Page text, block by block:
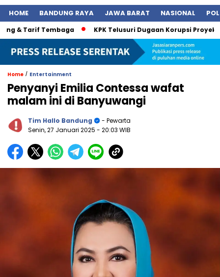
HOME BANDUNG RAYA JAWA BARAT NASIONAL
& Tarif Tembaga KPK Telusuri Dugaan Korupsi Proyek
Home / Entertainment
Penyanyi Emilia Contessa wafat
malam ini di Banyuwangi
Tim Hallo Bandung
- Pewarta
Senin, 27 Januari 2025 - 20:03 WIB